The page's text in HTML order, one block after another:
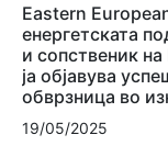
Eastern
енергетската
и сопственик
ја објавува
обврзница во
19/05/2025